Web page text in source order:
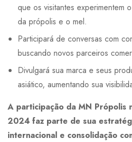
que os visitantes experimentem
da própolis e o mel.
Participará de conversas com
buscando novos parceiros
Divulgará sua marca e seus
asiático, aumentando sua
A participação da MN Própolis
2024 faz parte de sua
internacional e consolidação